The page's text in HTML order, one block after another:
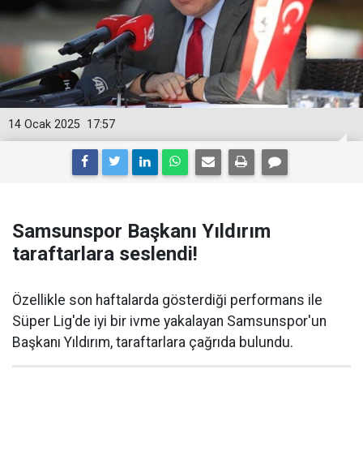
17:57
14 Ocak 2025
Samsunspor Başkanı Yıldırım
taraftarlara seslendi!
Özellikle son haftalarda gösterdiği performans ile
Süper Lig'de iyi bir ivme yakalayan Samsunspor'un
Başkanı Yıldırım, taraftarlara çağrıda bulundu.